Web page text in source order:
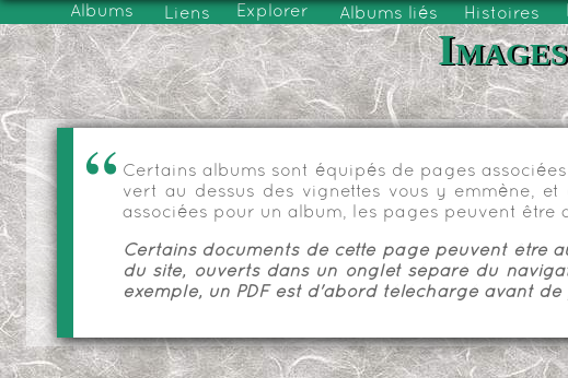
Albums Liens Explorer Albums liés Histoires
Certains albums sont équipés de pages
vert au dessus des vignettes vous y emmène,
associées pour un album, les pages peuvent être
Certains documents de cette page peuvent être
du site, ouverts dans un onglet séparé du
exemple, un PDF est d'abord téléchargé avant de